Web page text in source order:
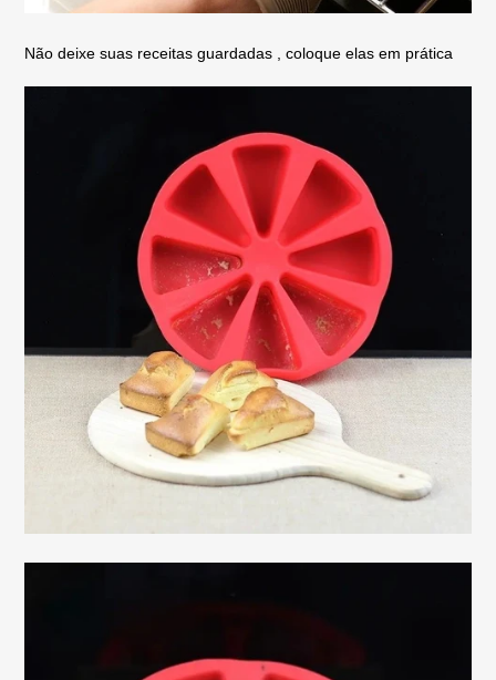
Não deixe suas receitas guardadas , coloque elas em prática